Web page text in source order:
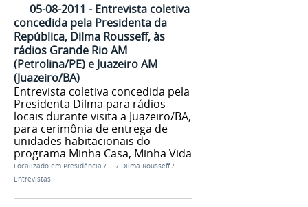
05-08-2011 - Entrevista coletiva
concedida pela Presidenta da
República, Dilma Rousseff, às
rádios Grande Rio AM
(Petrolina/PE) e Juazeiro AM
(Juazeiro/BA)
Entrevista coletiva concedida pela
Presidenta Dilma para rádios
locais durante visita a Juazeiro/BA,
para cerimônia de entrega de
unidades habitacionais do
programa Minha Casa, Minha Vida
Localizado em Presidência / / Dilma Rousseff /
Entrevistas